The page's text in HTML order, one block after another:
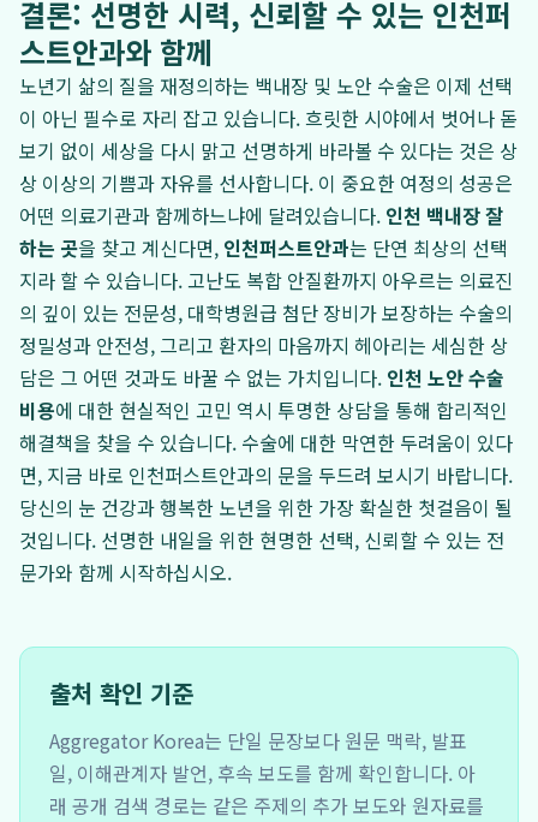
결론: 선명한 시력, 신뢰할 수 있는 인천퍼
스트안과와 함께
노년기 삶의 질을 재정의하는 백내장 및 노안 수술은 이제 선택
이 아닌 필수로 자리 잡고 있습니다. 흐릿한 시야에서 벗어나 돋
보기 없이 세상을 다시 맑고 선명하게 바라볼 수 있다는 것은 상
상 이상의 기쁨과 자유를 선사합니다. 이 중요한 여정의 성공은
어떤 의료기관과 함께하느냐에 달려있습니다. 인천 백내장 잘
하는 곳을 찾고 계신다면, 인천퍼스트안과는 단연 최상의 선택
지라 할 수 있습니다. 고난도 복합 안질환까지 아우르는 의료진
의 깊이 있는 전문성, 대학병원급 첨단 장비가 보장하는 수술의
정밀성과 안전성, 그리고 환자의 마음까지 헤아리는 세심한 상
담은 그 어떤 것과도 바꿀 수 없는 가치입니다. 인천 노안 수술
비용에 대한 현실적인 고민 역시 투명한 상담을 통해 합리적인
해결책을 찾을 수 있습니다. 수술에 대한 막연한 두려움이 있다
면, 지금 바로 인천퍼스트안과의 문을 두드려 보시기 바랍니다.
당신의 눈 건강과 행복한 노년을 위한 가장 확실한 첫걸음이 될
것입니다. 선명한 내일을 위한 현명한 선택, 신뢰할 수 있는 전
문가와 함께 시작하십시오.
출처 확인 기준
Aggregator Korea는 단일 문장보다 원문 맥락, 발표
일, 이해관계자 발언, 후속 보도를 함께 확인합니다. 아
래 공개 검색 경로는 같은 주제의 추가 보도와 원자료를